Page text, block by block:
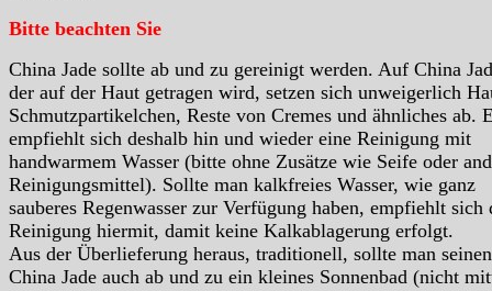
Bitte beachten Sie
China Jade sollte ab und zu gereinigt werden. Auf China
der auf der Haut getragen wird, setzen sich unweigerlich
Schmutzpartikelchen, Reste von Cremes und ähnliches ab.
empfiehlt sich deshalb hin und wieder eine Reinigung mit
handwarmem Wasser (bitte ohne Zusätze wie Seife oder
Reinigungsmittel). Sollte man kalkfreies Wasser, wie ganz
sauberes Regenwasser zur Verfügung haben, empfiehlt sich
Reinigung hiermit, damit keine Kalkablagerung erfolgt.
Aus der Überlieferung heraus, traditionell, sollte man seinen
China Jade auch ab und zu ein kleines Sonnenbad (nicht